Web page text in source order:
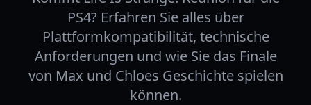
PS4? Erfahren Sie alles über
Plattformkompatibilität, technische
Anforderungen und wie Sie das Finale
von Max und Chloes Geschichte spielen
können.